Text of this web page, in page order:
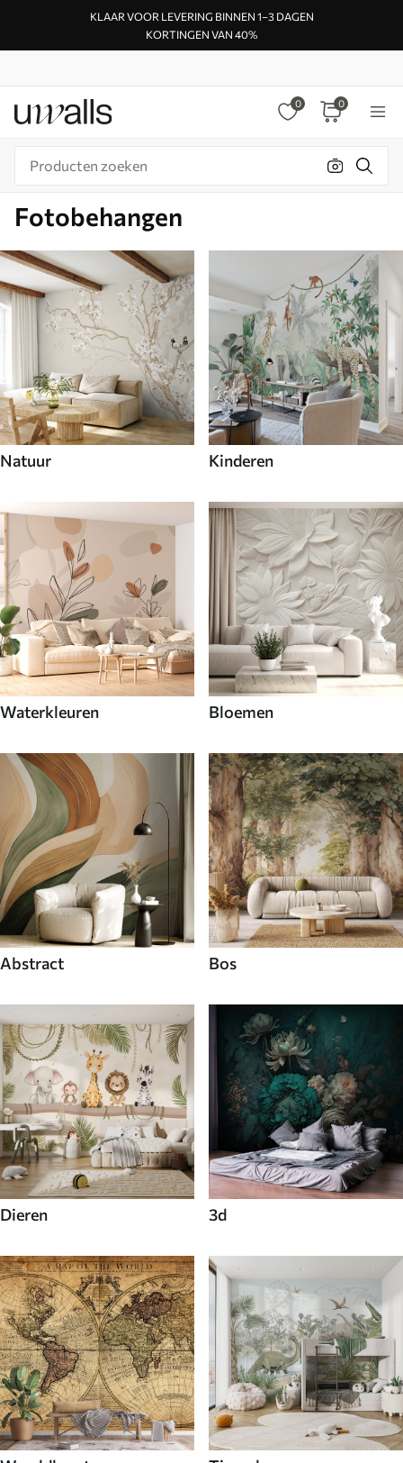
KLAAR VOOR LEVERING BINNEN 1–3 DAGEN
KORTINGEN VAN 40%
0 0
Fotobehangen
Natuur Kinderen
Waterkleuren Bloemen
Abstract Bos
Dieren 3d